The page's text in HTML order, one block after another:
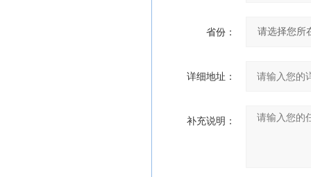
省份：
详细地址：
补充说明：